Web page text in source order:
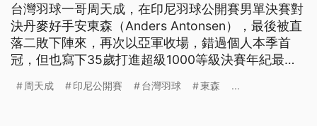
台灣羽球一哥周天成，在印尼羽球公開賽男單決賽對
決丹麥好手安東森（Anders Antonsen），最後被直
落二敗下陣來，再次以亞軍收場，錯過個人本季首
冠，但也寫下35歲打進超級1000等級決賽年紀最大
周天成 印尼公開賽 台灣羽球 東森 ...